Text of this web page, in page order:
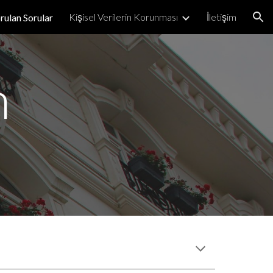
Sorular Kişisel Verilerin Korunması İletişim